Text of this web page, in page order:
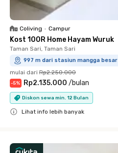
Coliving • Campur
Kost 100R Home Hayam Wuruk
Taman Sari, Taman Sari
997 m dari stasiun mangga besar
mulai dari Rp2.250.000
-5% Rp2.135.000 /bulan
Diskon sewa min. 12 Bulan
Lihat info lebih banyak